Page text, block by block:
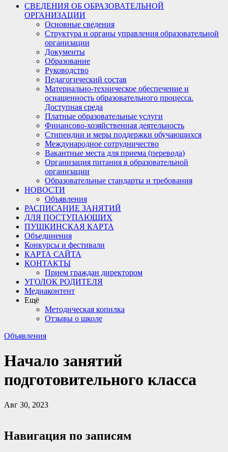
СВЕДЕНИЯ ОБ ОБРАЗОВАТЕЛЬНОЙ
ОРГАНИЗАЦИИ
Основные сведения
Структура и органы управления образовательной
организации
Документы
Образование
Руководство
Педагогический состав
Материально-техническое обеспечение и
оснащенность образовательного процесса.
Доступная среда
Платные образовательные услуги
Финансово-хозяйственная деятельность
Стипендии и меры поддержки обучающихся
Международное сотрудничество
Вакантные места для приема (перевода)
Организация питания в образовательной
организации
Образовательные стандарты и требования
НОВОСТИ
Объявления
РАСПИСАНИЕ ЗАНЯТИЙ
ДЛЯ ПОСТУПАЮЩИХ
ПУШКИНСКАЯ КАРТА
Объединения
Конкурсы и фестивали
КАРТА САЙТА
КОНТАКТЫ
Прием граждан директором
УГОЛОК РОДИТЕЛЯ
Медиаконтент
Ещё
Методическая копилка
Отзывы о школе
Объявления
Начало занятий
подготовительного класса
Авг 30, 2023
Навигация по записям